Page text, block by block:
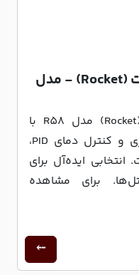
اسپرسوساز تک گروپ راکت (Rocket) - مدل
اسپرسوساز تک گروپ راکت (Rocket) مدل R58 با
سیستم دوال بویلر، پمپ روتاری و کنترل دمای PID،
ایده‌آل برای
برای مشاهده